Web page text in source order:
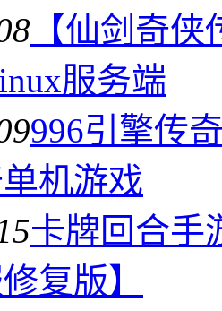
【仙剑奇
服务端
996引擎传
机游戏
卡牌回合手
复版】